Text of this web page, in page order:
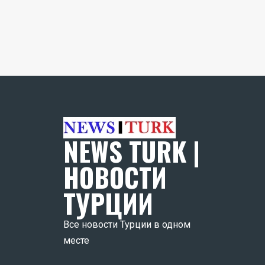
NEWS TURK |
НОВОСТИ
ТУРЦИИ
Все новости Турции в одном
месте